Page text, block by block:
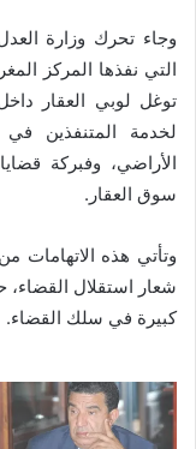
وجاء تحرك وزارة
التي نفذها المركز
توغل لوبي العقار
لخدمة المتنفذين في
الأراضي، وفبركة
سوق العقار.
وتأتي هذه الاتهامات
شعار استقلال
كبيرة في سلك القضاء.